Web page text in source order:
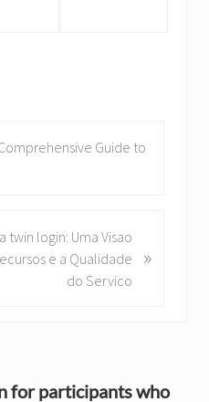
Guide to
login: Uma Visao
e a Qualidade
do Servico
»
for participants who